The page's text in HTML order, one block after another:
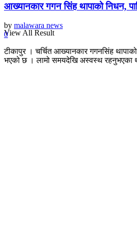
View All Result
आख्यानकार गगन सिंह थापाको निधन,
by malawara news
0
टीकापुर । चर्चित आख्यानकार गगनसिंह
भएको छ । लामो समयदेखि अस्वस्थ रहनुभएका